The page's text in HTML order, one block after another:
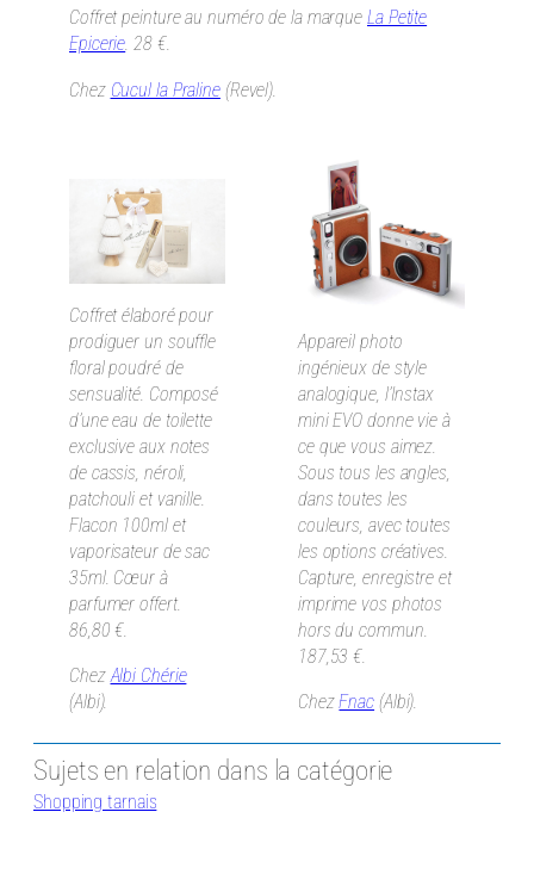
Coffret peinture au numéro de la marque La Petite
Epicerie. 28 €.
Chez Cucul la Praline(Revel).
Coffret élaboré pour
prodiguer un souffle
floral poudré de
sensualité. Composé
d’une eau de toilette
exclusive aux notes
de cassis, néroli,
patchouli et vanille.
Flacon 100ml et
vaporisateur de sac
35ml. Cœur à
parfumer offert.
86,80 €.
Chez Albi Chérie
(Albi).
Appareil photo
ingénieux de style
analogique, l’Instax
mini EVO donne vie à
ce que vous aimez.
Sous tous les angles,
dans toutes les
couleurs, avec toutes
les options créatives.
Capture, enregistre et
imprime vos photos
hors du commun.
187,53 €.
ChezFnac (Albi).
Sujets en relation dans la catégorie
Shopping tarnais